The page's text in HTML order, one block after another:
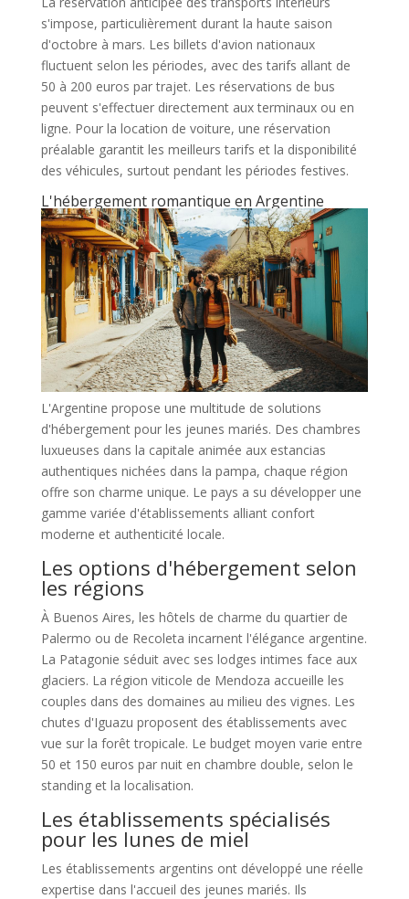
s'impose, particulièrement durant la haute saison
d'octobre à mars. Les billets d'avion nationaux
fluctuent selon les périodes, avec des tarifs allant de
50 à 200 euros par trajet. Les réservations de bus
peuvent s'effectuer directement aux terminaux ou en
ligne. Pour la location de voiture, une réservation
préalable garantit les meilleurs tarifs et la disponibilité
des véhicules, surtout pendant les périodes festives.
L'hébergement romantique en Argentine
L'Argentine propose une multitude de solutions
d'hébergement pour les jeunes mariés. Des chambres
luxueuses dans la capitale animée aux estancias
authentiques nichées dans la pampa, chaque région
offre son charme unique. Le pays a su développer une
gamme variée d'établissements alliant confort
moderne et authenticité locale.
Les options d'hébergement selon
les régions
À Buenos Aires, les hôtels de charme du quartier de
Palermo ou de Recoleta incarnent l'élégance argentine.
La Patagonie séduit avec ses lodges intimes face aux
glaciers. La région viticole de Mendoza accueille les
couples dans des domaines au milieu des vignes. Les
chutes d'Iguazu proposent des établissements avec
vue sur la forêt tropicale. Le budget moyen varie entre
50 et 150 euros par nuit en chambre double, selon le
standing et la localisation.
Les établissements spécialisés
pour les lunes de miel
Les établissements argentins ont développé une réelle
expertise dans l'accueil des jeunes mariés. Ils